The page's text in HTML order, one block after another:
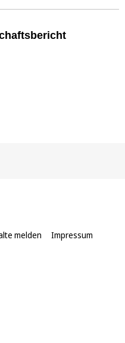
melden Impressum